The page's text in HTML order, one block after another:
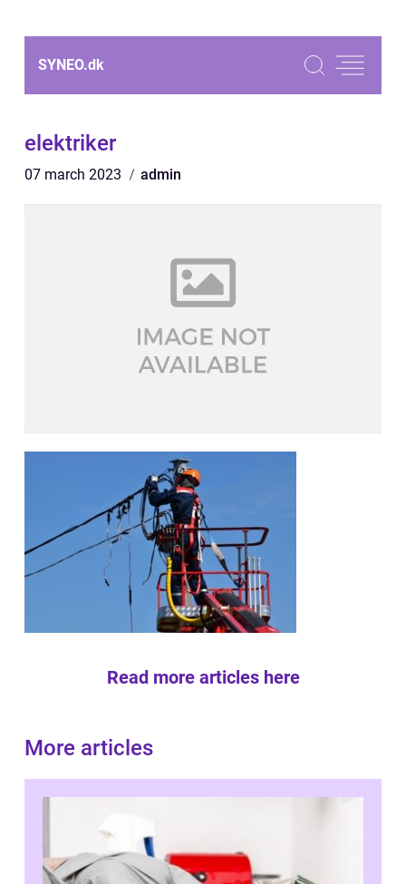
SYNEO.dk
elektriker
07 march 2023 admin
Read more articles here
More articles